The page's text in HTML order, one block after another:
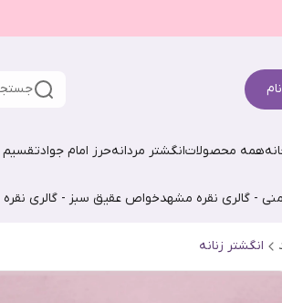
همه محصولاتانگشتر مردانهحرز امام جوادتقسیم
- گالری نقره مشهدخواص عقیق سبز - گالری
انگشتر زنانه